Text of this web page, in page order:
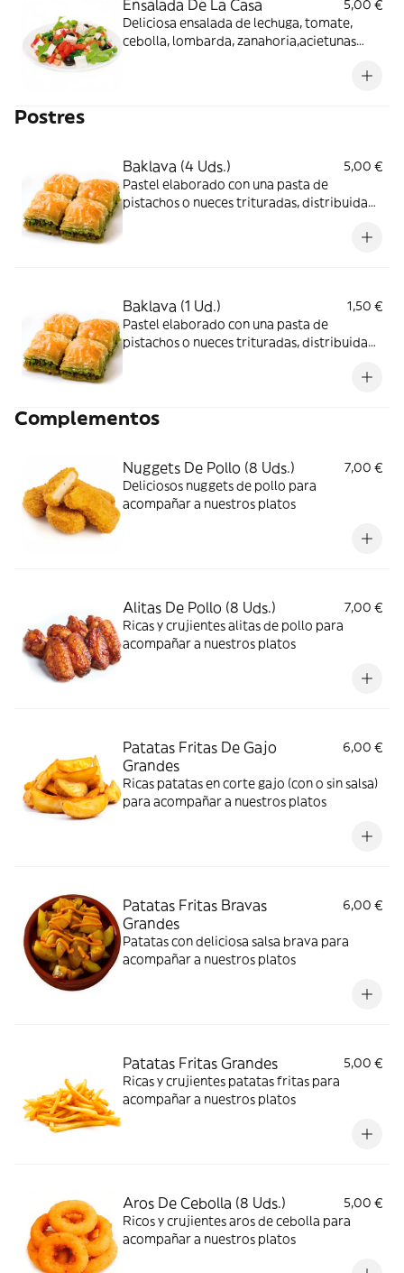
Ensalada De La Casa
5,00 €
Deliciosa ensalada de lechuga, tomate,
cebolla, lombarda, zanahoria,acietunas
Postres
Baklava (4 Uds.)
5,00 €
Pastel elaborado con una pasta de
pistachos o nueces trituradas, distribuida
Baklava (1 Ud.)
1,50 €
Pastel elaborado con una pasta de
pistachos o nueces trituradas, distribuida
Complementos
Nuggets De Pollo (8 Uds.)
7,00 €
Deliciosos nuggets de pollo para
acompañar a nuestros platos
Alitas De Pollo (8 Uds.)
7,00 €
Ricas y crujientes alitas de pollo para
acompañar a nuestros platos
Patatas Fritas De Gajo
Grandes
6,00 €
Ricas patatas en corte gajo (con o sin salsa)
para acompañar a nuestros platos
Patatas Fritas Bravas
Grandes
6,00 €
Patatas con deliciosa salsa brava para
acompañar a nuestros platos
Patatas Fritas Grandes
5,00 €
Ricas y crujientes patatas fritas para
acompañar a nuestros platos
Aros De Cebolla (8 Uds.)
5,00 €
Ricos y crujientes aros de cebolla para
acompañar a nuestros platos